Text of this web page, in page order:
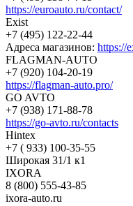
https://euroauto.ru/contact/
Exist
+7 (495) 122-22-44
Адреса магазинов: https://
FLAGMAN-AUTO
+7 (920) 104-20-19
https://flagman-auto.pro/
GO AVTO
+7 (938) 171-88-78
https://go-avto.ru/contacts
Hintex
+7 ( 933) 100-35-55
Широкая 31/1 к1
IXORA
8 (800) 555-43-85
ixora-auto.ru